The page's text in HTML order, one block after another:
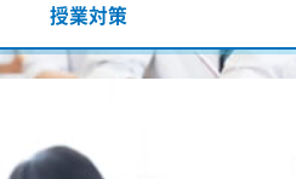
授業対策